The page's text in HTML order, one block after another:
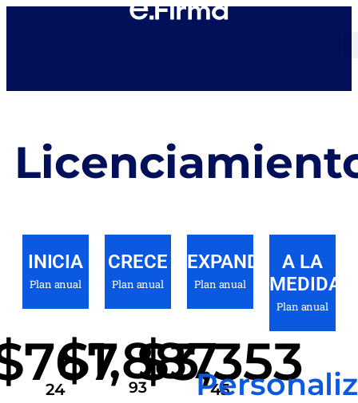
INICIA
Plan anual
24
CRECE
Plan anual
$1,887
93
EXPANDE
Plan anual
$3,353
45
A LA
MEDIDA
Plan anual